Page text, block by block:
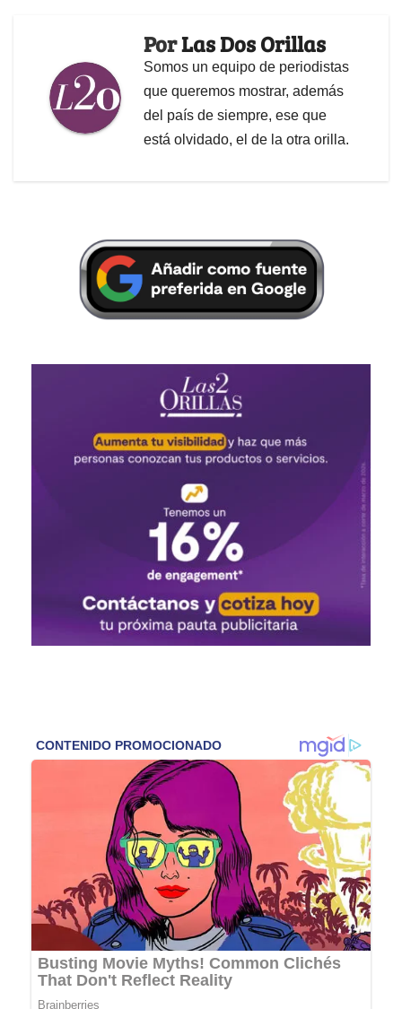
PorLas Dos Orillas
Somos un equipo de periodistas
que queremos mostrar, además
del país de siempre, ese que
está olvidado, el de la otra orilla.